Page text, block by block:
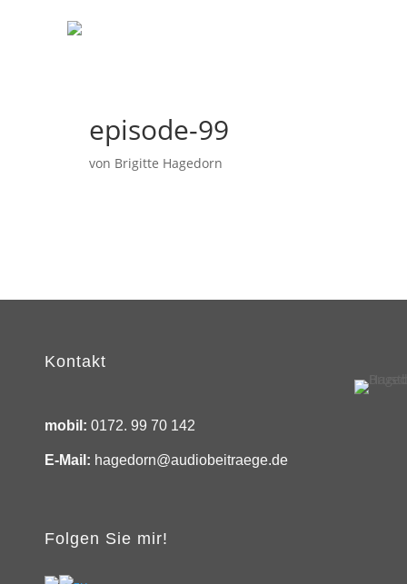
episode-99
von Brigitte Hagedorn
Kontakt
mobil: 0172. 99 70 142
E-Mail: hagedorn@audiobeitraege.de
Folgen Sie mir!